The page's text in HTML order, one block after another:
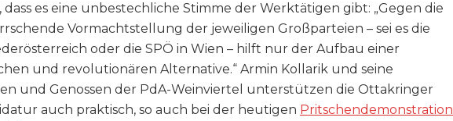
dass es eine unbestechliche Stimme der Werktätigen gibt: „Gegen die
Vormachtstellung der jeweiligen Großparteien – sei es die
oder die SPÖ in Wien – hilft nur der Aufbau einer
und revolutionären Alternative.“ Armin Kollarik und seine
und Genossen der PdA-Weinviertel unterstützen die Ottakringer
auch praktisch, so auch bei der heutigen Pritschendemonstration